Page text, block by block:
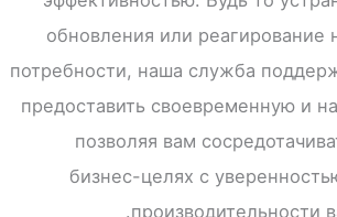
обновления или реагирование
потребности, наша служба
предоставить своевременную и
позволяя вам
бизнес-целях с
производительности